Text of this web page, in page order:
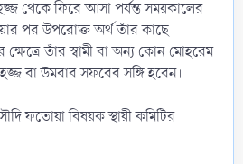
থেকে ফিরে আসা পর্যন্ত সময়কালের
পর উপরোক্ত অর্থ তাঁর কাছে
তাঁর স্বামী বা অন্য কোন মোহরেম
বা উমরার সফরের সঙ্গি হবেন।
ফতোয়া বিষয়ক স্থায়ী কমিটির